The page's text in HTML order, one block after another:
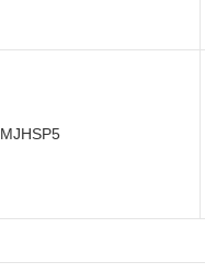
MJHSP5